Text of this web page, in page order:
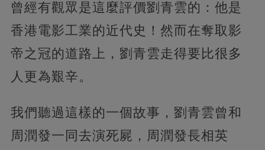
曾經有觀眾是這麼評價劉青雲的：他是
香港電影工業的近代史！然而在奪取影
帝之冠的道路上，劉青雲走得要比很多
人更為艱辛。
我們聽過這樣的一個故事，劉青雲曾和
周潤發一同去演死屍，周潤發長相英